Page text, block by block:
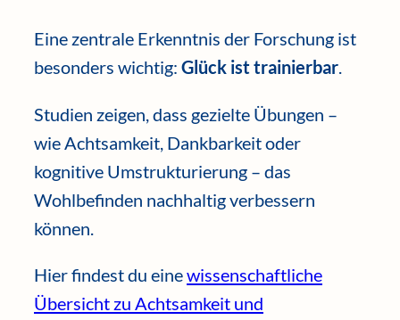
Eine zentrale Erkenntnis der Forschung ist
besonders wichtig: Glück ist trainierbar.
Studien zeigen, dass gezielte Übungen –
wie Achtsamkeit, Dankbarkeit oder
kognitive Umstrukturierung – das
Wohlbefinden nachhaltig verbessern
können.
Hier findest du einewissenschaftliche
Übersicht zu Achtsamkeit und